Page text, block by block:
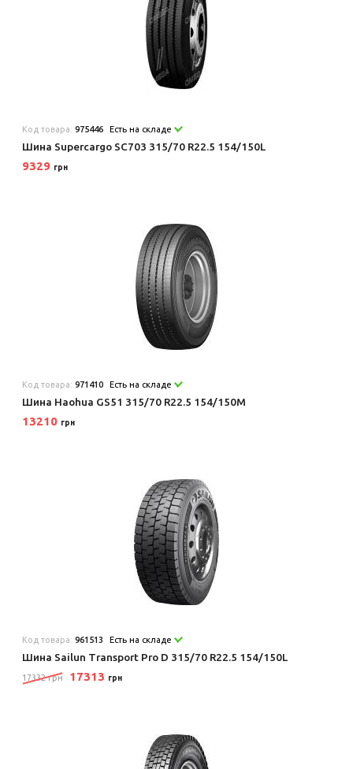
Код товара:975446 Есть на складе
Шина Supercargo SC703 315/70 R22.5 154/150L
9329 грн
Код товара:971410 Есть на складе
Шина Haohua GS51 315/70 R22.5 154/150M
13210 грн
Код товара:961513 Есть на складе
Шина Sailun Transport Pro D 315/70 R22.5 154/150L
17332 грн 17313 грн